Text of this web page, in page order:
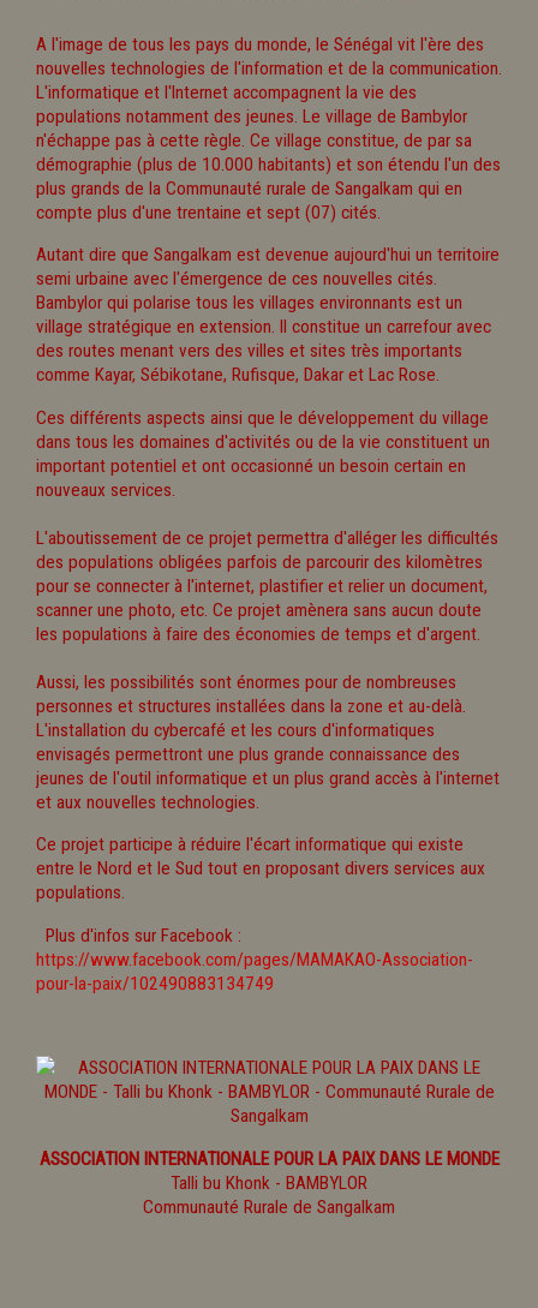
A l'image de tous les pays du monde, le Sénégal vit l'ère des
nouvelles technologies de l'information et de la communication.
L'informatique et l'Internet accompagnent la vie des
populations notamment des jeunes. Le village de Bambylor
n'échappe pas à cette règle. Ce village constitue, de par sa
démographie (plus de 10.000 habitants) et son étendu l'un des
plus grands de la Communauté rurale de Sangalkam qui en
compte plus d'une trentaine et sept (07) cités.
Autant dire que Sangalkam est devenue aujourd'hui un territoire
semi urbaine avec l'émergence de ces nouvelles cités.
Bambylor qui polarise tous les villages environnants est un
village stratégique en extension. Il constitue un carrefour avec
des routes menant vers des villes et sites très importants
comme Kayar, Sébikotane, Rufisque, Dakar et Lac Rose.
Ces différents aspects ainsi que le développement du village
dans tous les domaines d'activités ou de la vie constituent un
important potentiel et ont occasionné un besoin certain en
nouveaux services.
L'aboutissement de ce projet permettra d'alléger les difficultés
des populations obligées parfois de parcourir des kilomètres
pour se connecter à l'internet, plastifier et relier un document,
scanner une photo, etc. Ce projet amènera sans aucun doute
les populations à faire des économies de temps et d'argent.
Aussi, les possibilités sont énormes pour de nombreuses
personnes et structures installées dans la zone et au-delà.
L'installation du cybercafé et les cours d'informatiques
envisagés permettront une plus grande connaissance des
jeunes de l'outil informatique et un plus grand accès à l'internet
et aux nouvelles technologies.
Ce projet participe à réduire l'écart informatique qui existe
entre le Nord et le Sud tout en proposant divers services aux
populations.
Plus d'infos sur Facebook :
https://www.facebook.com/pages/MAMAKAO-Association-
pour-la-paix/102490883134749
ASSOCIATION INTERNATIONALE POUR LA PAIX DANS LE MONDE
Talli bu Khonk - BAMBYLOR
Communauté Rurale de Sangalkam